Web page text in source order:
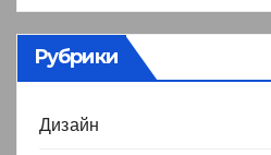
Рубрики
Дизайн